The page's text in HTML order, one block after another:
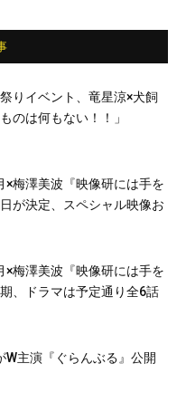
りイベント、竜星涼×犬飼
のは何もない！！」
×梅澤美波『映像研には手を
が決定、スペシャル映像お
×梅澤美波『映像研には手を
、ドラマは予定通り全6話
W主演『ぐらんぶる』公開